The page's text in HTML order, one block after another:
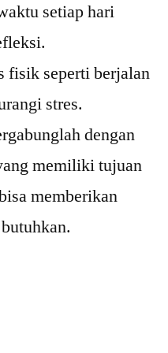
setiap hari
fisik seperti berjalan
stres.
dengan
memiliki tujuan
memberikan